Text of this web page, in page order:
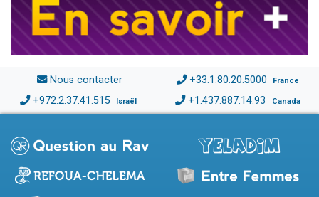
Nous contacter +33.1.80.20.5000 France
+972.2.37.41.515 Israël +1.437.887.14.93 Canada